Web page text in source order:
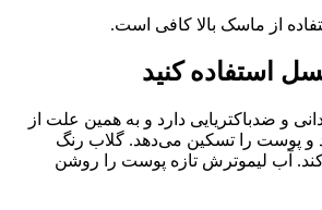
از ماسک بالا کافی است.
و ضدباکتریایی دارد و به همین علت از
پوست را تسکین می‌‌دهد. گلاب رنگ
آب لیموترش تازه پوست را روشن